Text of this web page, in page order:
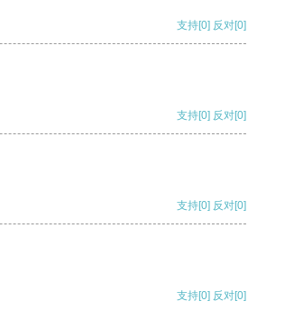
支持[0] 反对[0]
支持[0] 反对[0]
支持[0] 反对[0]
支持[0] 反对[0]